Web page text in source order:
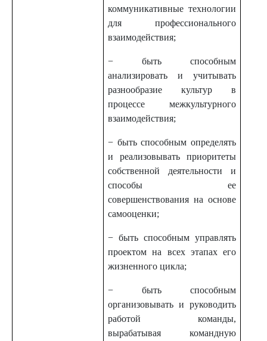
коммуникативные технологии
для профессионального
взаимодействия;
− быть способным
анализировать и учитывать
разнообразие культур в
процессе межкультурного
взаимодействия;
− быть способным определять
и реализовывать приоритеты
собственной деятельности и
способы ее
совершенствования на основе
самооценки;
− быть способным управлять
проектом на всех этапах его
жизненного цикла;
− быть способным
организовывать и руководить
работой команды,
вырабатывая командную